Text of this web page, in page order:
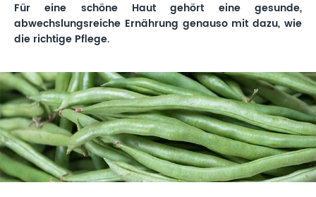
Für eine schöne Haut gehört eine gesunde,
abwechslungsreiche Ernährung genauso mit dazu, wie
die richtige Pflege.